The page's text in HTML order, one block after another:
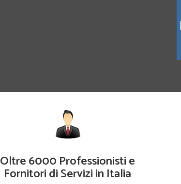
Oltre 6000 Professionisti e
Fornitori di Servizi in Italia